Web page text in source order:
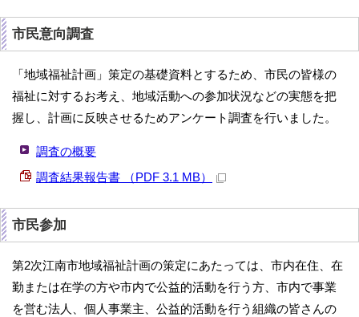
市民意向調査
「地域福祉計画」策定の基礎資料とするため、市民の皆様の
福祉に対するお考え、地域活動への参加状況などの実態を把
握し、計画に反映させるためアンケート調査を行いました。
調査の概要
調査結果報告書 （PDF 3.1 MB）
市民参加
第2次江南市地域福祉計画の策定にあたっては、市内在住、在
勤または在学の方や市内で公益的活動を行う方、市内で事業
を営む法人、個人事業主、公益的活動を行う組織の皆さんの